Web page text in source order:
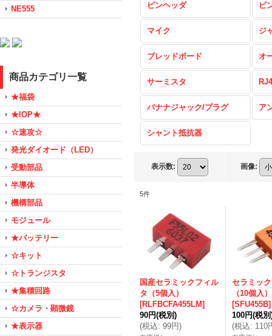
NE555
商品カテゴリ一覧
★福袋
★IOP★
☆速攻☆
発光ダイオード（LED）
受動部品
半導体
機構部品
モジュール
★バッテリー
☆キット
☆トランジスタ
★集積回路
☆カメラ・顕微鏡
★表示器
ピンヘッダ ピ
マイク ジ
ブレッドボード オ
サーミスタ
バナナジャック/プラグ ア
シャント抵抗器
表示数: 画像:
5件
国産セラミックフィル
タ（5個入）
[RLFBCFA455LM]
90円(税別)
(税込: 99円)
セラミッ
（10個入）
[SFU455B]
100円(税別
(税込: 110